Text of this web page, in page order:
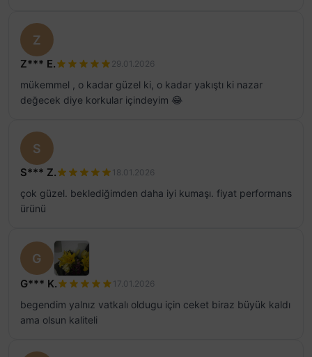
Z
Z*** E. 29.01.2026
mükemmel , o kadar güzel ki, o kadar yakıştı ki nazar
değecek diye korkular içindeyim 😂
S
S*** Z. 18.01.2026
çok güzel. beklediğimden daha iyi kumaşı. fiyat performans
ürünü
G
G*** K. 17.01.2026
begendim yalnız vatkalı oldugu için ceket biraz büyük kaldı
ama olsun kaliteli